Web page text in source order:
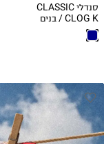
סנדלי CLASSIC
CLOG K / בנים